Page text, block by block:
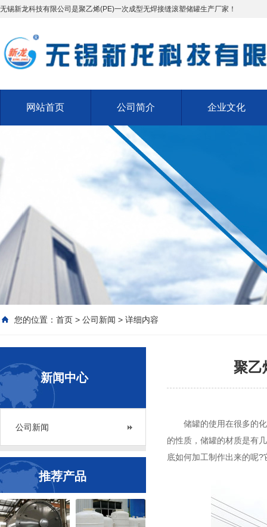
无锡新龙科技有限公司是聚乙烯(PE)一次成型无焊接缝滚塑储罐生产厂家！
网站首页 公司简介 企业文化
您的位置： 首页 > 公司新闻 > 详细内容
新闻中心
公司新闻
推荐产品
聚乙
储罐的使用在很多的
的性质，储罐的材质是有
底如何加工制作出来的呢